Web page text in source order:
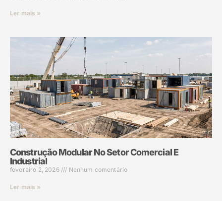
Ler mais »
Construção Modular No Setor Comercial E
Industrial
fevereiro 2, 2026 Nenhum comentário
Ler mais »